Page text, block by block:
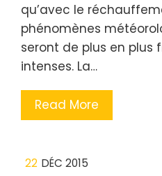
qu’avec le
phénomènes
seront de plus en plus
intenses. La…
Read More
22 DÉC 2015